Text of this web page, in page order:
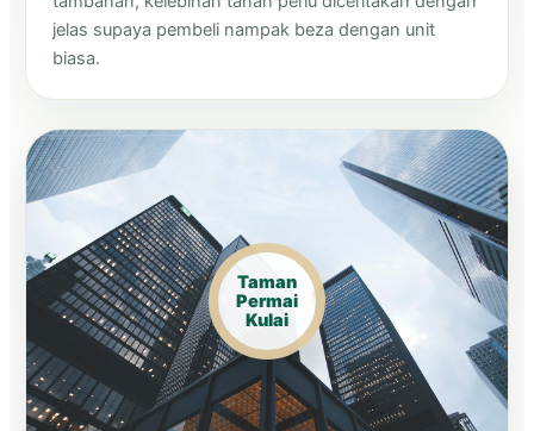
jelas supaya pembeli nampak beza dengan unit
biasa.
Taman
Permai
Kulai